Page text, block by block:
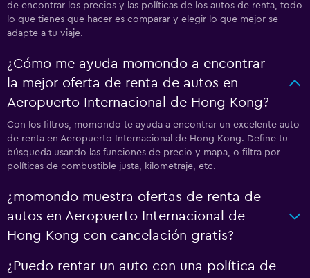
de encontrar los precios y las políticas de los autos de renta, todo
lo que tienes que hacer es comparar y elegir lo que mejor se
adapte a tu viaje.
¿Cómo me ayuda momondo a encontrar
la mejor oferta de renta de autos en
Aeropuerto Internacional de Hong Kong?
Con los filtros, momondo te ayuda a encontrar un excelente auto
de renta en Aeropuerto Internacional de Hong Kong. Define tu
búsqueda usando las funciones de precio y mapa, o filtra por
políticas de combustible justa, kilometraje, etc.
¿momondo muestra ofertas de renta de
autos en Aeropuerto Internacional de
Hong Kong con cancelación gratis?
¿Puedo rentar un auto con una política de